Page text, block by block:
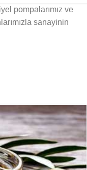
pompalarımız ve
sanayinin